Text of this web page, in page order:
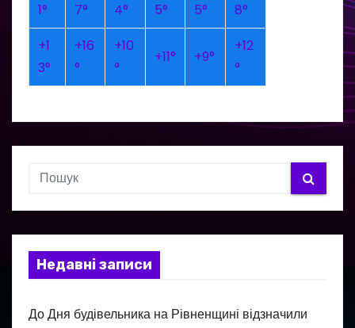
1°
7°
4°
5°
5°
8°
+1
3°
+16
°
+10
°
+11° +9°
+12
°
Недавні записи
До Дня будівельника на Рівненщині відзначили